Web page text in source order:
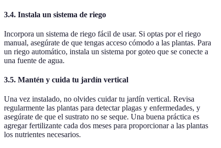
3.4. Instala un sistema de riego
Incorpora un sistema de riego fácil de usar. Si optas por el riego
manual, asegúrate de que tengas acceso cómodo a las plantas. Para
un riego automático, instala un sistema por goteo que se conecte a
una fuente de agua.
3.5. Mantén y cuida tu jardín vertical
Una vez instalado, no olvides cuidar tu jardín vertical. Revisa
regularmente las plantas para detectar plagas y enfermedades, y
asegúrate de que el sustrato no se seque. Una buena práctica es
agregar fertilizante cada dos meses para proporcionar a las plantas
los nutrientes necesarios.